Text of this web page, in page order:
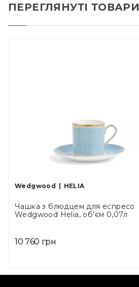
ПЕРЕГЛЯНУТІ ТОВАРИ
Wedgwood HELIA
Чашка з блюдцем для еспресо
Wedgwood Helia, об'єм 0,07л
10 760 грн